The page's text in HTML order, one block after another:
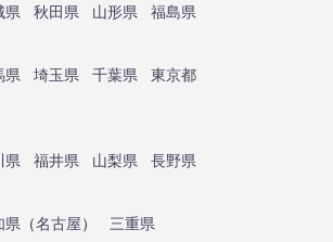
県 秋田県 山形県
福島県
県 埼玉県 千葉県
東京都
県 福井県 山梨県
長野県
県 （名古屋）
三重県